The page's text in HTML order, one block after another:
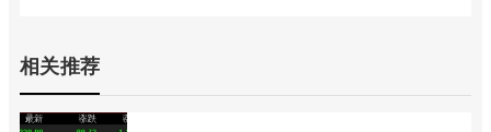
相关推荐